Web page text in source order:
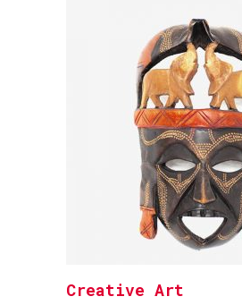
Add to cart
Creative Art